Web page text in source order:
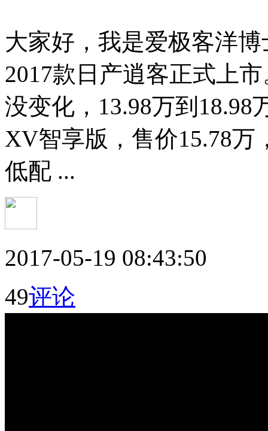
大家好，我是爱极客洋
2017款日产逍客正式上
没变化，13.98万到18.98
XV智享版，售价15.78万
低配 ...
2017-05-19 08:43:50
49评论